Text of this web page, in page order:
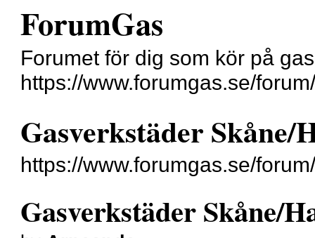
ForumGas
Forumet för dig som kör på gas
https://www.forumgas.se/
Gasverkstäder Skåne/
https://www.forumgas.se/
Gasverkstäder Skåne/